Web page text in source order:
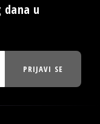
dana u
PRIJAVI SE